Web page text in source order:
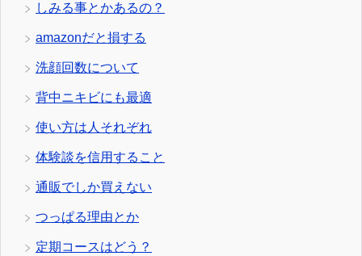
しみる事とかあるの？
amazonだと損する
洗顔回数について
背中ニキビにも最適
使い方は人それぞれ
体験談を信用すること
通販でしか買えない
つっぱる理由とか
定期コースはどう？